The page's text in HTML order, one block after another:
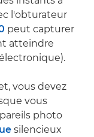
l'obturateur
peut capturer
atteindre
vous devez
vous
photo
silencieux